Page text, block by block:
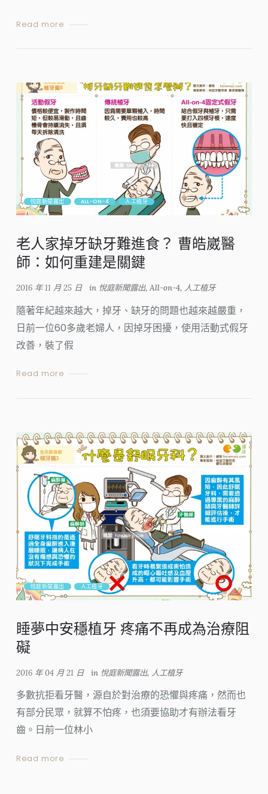
Read more
悅庭新聞露出 ALL-ON-4 人工植牙
老人家掉牙缺牙難進食？ 曹皓崴醫
師：如何重建是關鍵
2016 年 11 月 25 日 in 悅庭新聞露出, All-on-4, 人工植牙
隨著年紀越來越大，掉牙、缺牙的問題也越來越嚴重，
日前一位60多歲老婦人，因掉牙困擾，使用活動式假牙
改善，裝了假
Read more
悅庭新聞露出 人工植牙
睡夢中安穩植牙 疼痛不再成為治療阻
礙
2016 年 04 月 21 日 in 悅庭新聞露出, 人工植牙
多數抗拒看牙醫，源自於對治療的恐懼與疼痛，然而也
有部分民眾，就算不怕疼，也須要協助才有辦法看牙
齒。日前一位林小
Read more